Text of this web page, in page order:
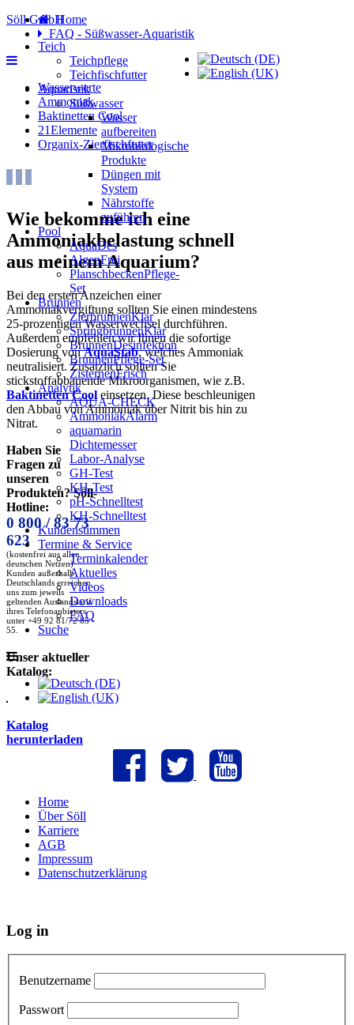
Söll GmbH
Teich
Teichpflege
Teichfischfutter
Aquaristik
Süßwasser
Wasser
aufbereiten
Mikrobiologische
Produkte
Düngen mit
System
Nährstoffe
zuführen
Pool
AquaDes
AlgenFrei
PlanschbeckenPflege-
Set
Brunnen
ZierbrunnenKlar
SpringbrunnenKlar
BrunnenDesinfektion
BrunnenPflege-Set
ZisternenFrisch
Analytik
AQUA-CHECK
AmmoniakAlarm
aquamarin
Dichtemesser
Labor-Analyse
GH-Test
KH-Test
pH-Schnelltest
KH-Schnelltest
Kundenstimmen
Termine & Service
Terminkalender
Aktuelles
Videos
Downloads
FAQ
Suche
Home
FAQ - Süßwasser-Aquaristik
Wasserwerte
Ammoniak
Baktinetten Cool
21Elemente
Organix-Zierfischfutter
Wie bekomme ich eine
Ammoniakbelastung schnell
aus meinem Aquarium?
Bei den ersten Anzeichen einer
Ammoniakvergiftung sollten Sie einen mindestens
25-prozentigen Wasserwechsel durchführen.
Außerdem empfehlen wir Ihnen die sofortige
Dosierung vonAquaStab, welches Ammoniak
neutralisiert. Zusätzlich sollten Sie
stickstoffabbauende Mikroorganismen, wie z.B.
Baktinetten Cooleinsetzen. Diese beschleunigen
den Abbau von Ammoniak über Nitrit bis hin zu
Nitrat.
Haben Sie
Fragen zu
unseren
Produkten? Söll-
Hotline:
0 800 / 83 73
623
(kostenfrei aus allen
deutschen Netzen)
Kunden außerhalb
Deutschlands erreichen
uns zum jeweils
geltenden Auslandstarif
ihres Telefonanbieters
unter +49 92 81/72 85 -
55.
Unser aktueller
Katalog:
Katalog
herunterladen
Home
Über Söll
Karriere
AGB
Impressum
Datenschutzerklärung
Log in
Benutzername
Passwort